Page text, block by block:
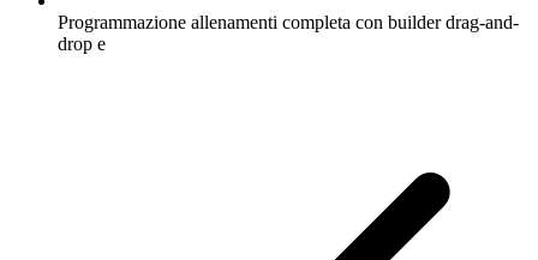
Programmazione allenamenti completa con builder drag-and-
drop e